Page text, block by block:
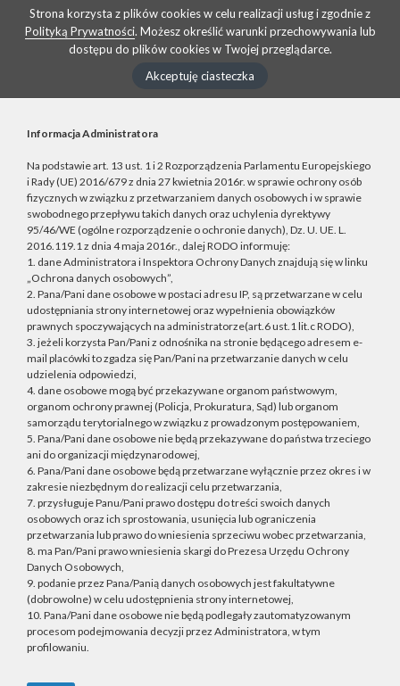
Strona korzysta z plików cookies w celu realizacji usług i zgodnie z
Polityką Prywatności. Możesz określić warunki przechowywania lub
dostępu do plików cookies w Twojej przeglądarce.
Akceptuję ciasteczka
Informacja Administratora
Na podstawie art. 13 ust. 1 i 2 Rozporządzenia Parlamentu Europejskiego
i Rady (UE) 2016/679 z dnia 27 kwietnia 2016r. w sprawie ochrony osób
fizycznych w związku z przetwarzaniem danych osobowych i w sprawie
swobodnego przepływu takich danych oraz uchylenia dyrektywy
95/46/WE (ogólne rozporządzenie o ochronie danych), Dz. U. UE. L.
2016.119.1 z dnia 4 maja 2016r., dalej RODO informuję:
1. dane Administratora i Inspektora Ochrony Danych znajdują się w linku
„Ochrona danych osobowych”,
2. Pana/Pani dane osobowe w postaci adresu IP, są przetwarzane w celu
udostępniania strony internetowej oraz wypełnienia obowiązków
prawnych spoczywających na administratorze(art.6 ust.1 lit.c RODO),
3. jeżeli korzysta Pan/Pani z odnośnika na stronie będącego adresem e-
mail placówki to zgadza się Pan/Pani na przetwarzanie danych w celu
udzielenia odpowiedzi,
4. dane osobowe mogą być przekazywane organom państwowym,
organom ochrony prawnej (Policja, Prokuratura, Sąd) lub organom
samorządu terytorialnego w związku z prowadzonym postępowaniem,
5. Pana/Pani dane osobowe nie będą przekazywane do państwa trzeciego
ani do organizacji międzynarodowej,
6. Pana/Pani dane osobowe będą przetwarzane wyłącznie przez okres i w
zakresie niezbędnym do realizacji celu przetwarzania,
7. przysługuje Panu/Pani prawo dostępu do treści swoich danych
osobowych oraz ich sprostowania, usunięcia lub ograniczenia
przetwarzania lub prawo do wniesienia sprzeciwu wobec przetwarzania,
8. ma Pan/Pani prawo wniesienia skargi do Prezesa Urzędu Ochrony
Danych Osobowych,
9. podanie przez Pana/Panią danych osobowych jest fakultatywne
(dobrowolne) w celu udostępnienia strony internetowej,
10. Pana/Pani dane osobowe nie będą podlegały zautomatyzowanym
procesom podejmowania decyzji przez Administratora, w tym
profilowaniu.